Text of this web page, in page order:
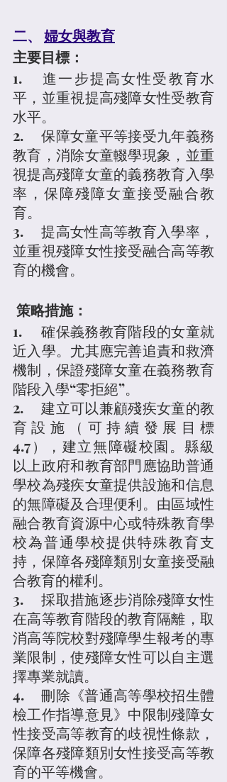
二、 婦女與教育
主要目標：
1.	進一步提高女性受教育水
平，並重視提高殘障女性受教育
水平。
2.	保障女童平等接受九年義務
教育，消除女童輟學現象，並重
視提高殘障女童的義務教育入學
率，保障殘障女童接受融合教
育。
3.	提高女性高等教育入學率，
並重視殘障女性接受融合高等教
育的機會。
策略措施：
1.	確保義務教育階段的女童就
近入學。尤其應完善追責和救濟
機制，保證殘障女童在義務教育
階段入學“零拒絕”。
2.	建立可以兼顧殘疾女童的教
育設施（可持續發展目標
4.7），建立無障礙校園。縣級
以上政府和教育部門應協助普通
學校為殘疾女童提供設施和信息
的無障礙及合理便利。由區域性
融合教育資源中心或特殊教育學
校為普通學校提供特殊教育支
持，保障各殘障類別女童接受融
合教育的權利。
3.	採取措施逐步消除殘障女性
在高等教育階段的教育隔離，取
消高等院校對殘障學生報考的專
業限制，使殘障女性可以自主選
擇專業就讀。
4.	刪除《普通高等學校招生體
檢工作指導意見》中限制殘障女
性接受高等教育的歧視性條款，
保障各殘障類別女性接受高等教
育的平等機會。